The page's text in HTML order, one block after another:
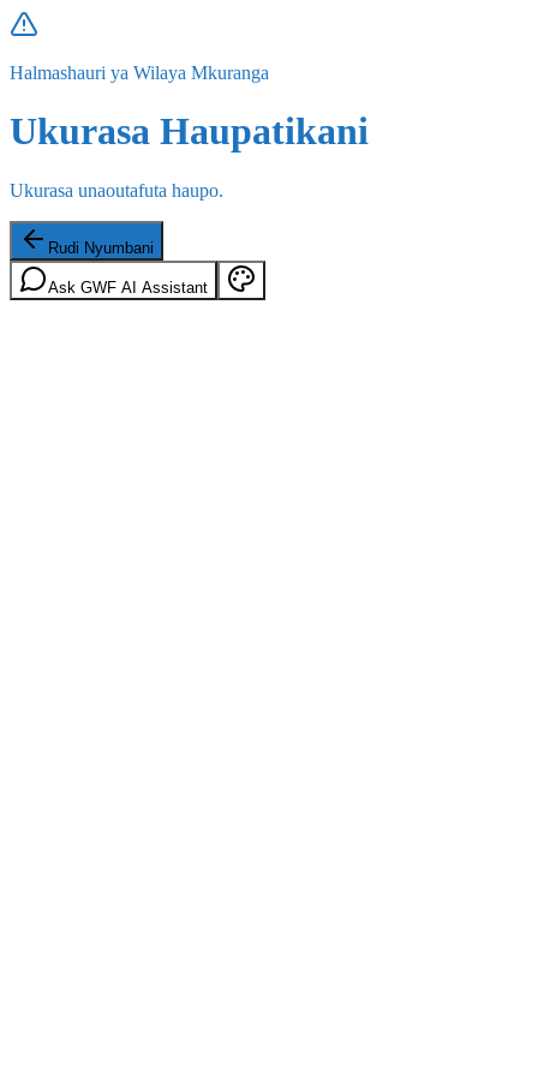
Halmashauri ya Wilaya Mkuranga
Ukurasa Haupatikani
Ukurasa unaoutafuta haupo.
Rudi Nyumbani
Ask GWF AI Assistant